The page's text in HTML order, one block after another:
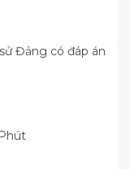
Đảng có đáp án